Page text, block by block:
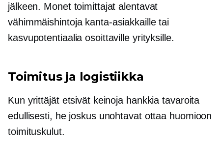
jälkeen. Monet toimittajat alentavat
vähimmäishintoja kanta-asiakkaille tai
kasvupotentiaalia osoittaville yrityksille.
Toimitus ja logistiikka
Kun yrittäjät etsivät keinoja hankkia tavaroita
edullisesti, he joskus unohtavat ottaa huomioon
toimituskulut.